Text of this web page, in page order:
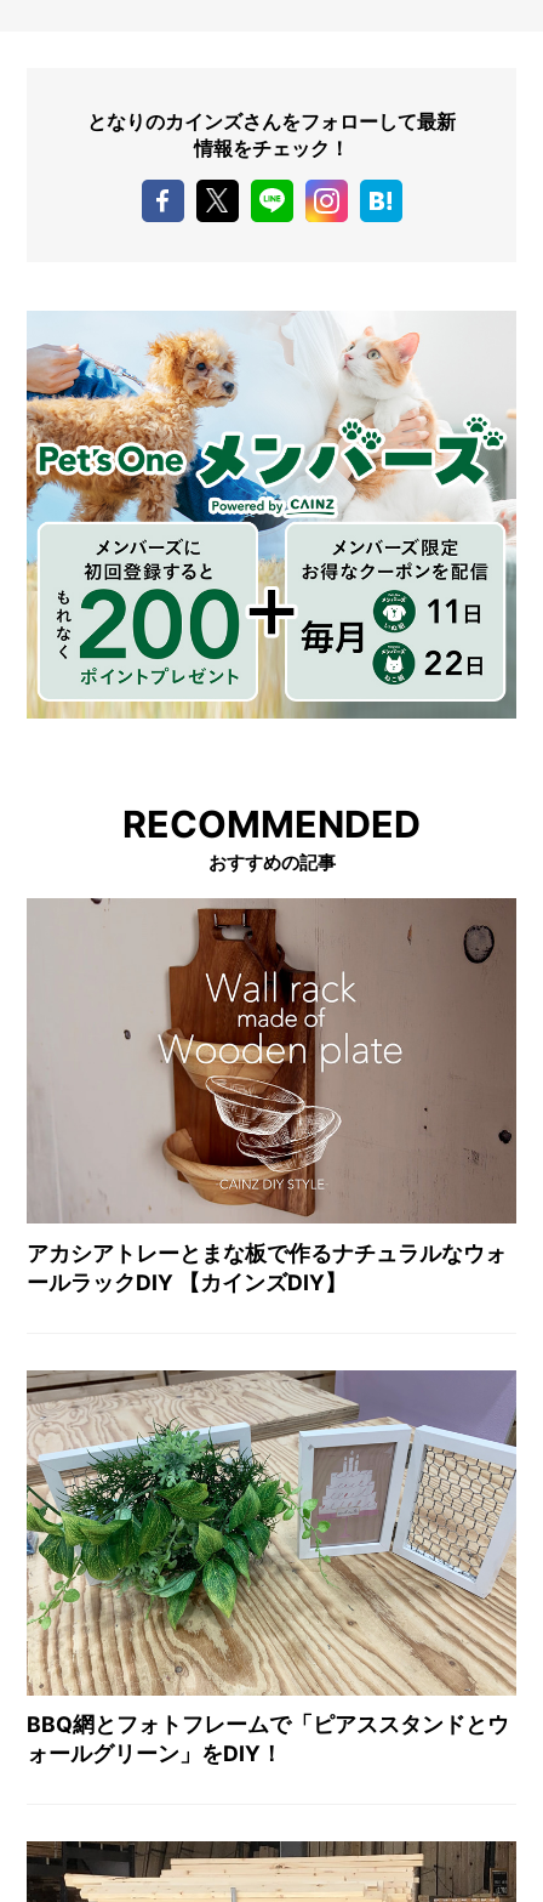
となりのカインズさんをフォローして最新
情報をチェック！
RECOMMENDED
おすすめの記事
アカシアトレーとまな板で作るナチュラルなウォ
ールラックDIY 【カインズDIY】
BBQ網とフォトフレームで「ピアススタンドとウ
ォールグリーン」をDIY！